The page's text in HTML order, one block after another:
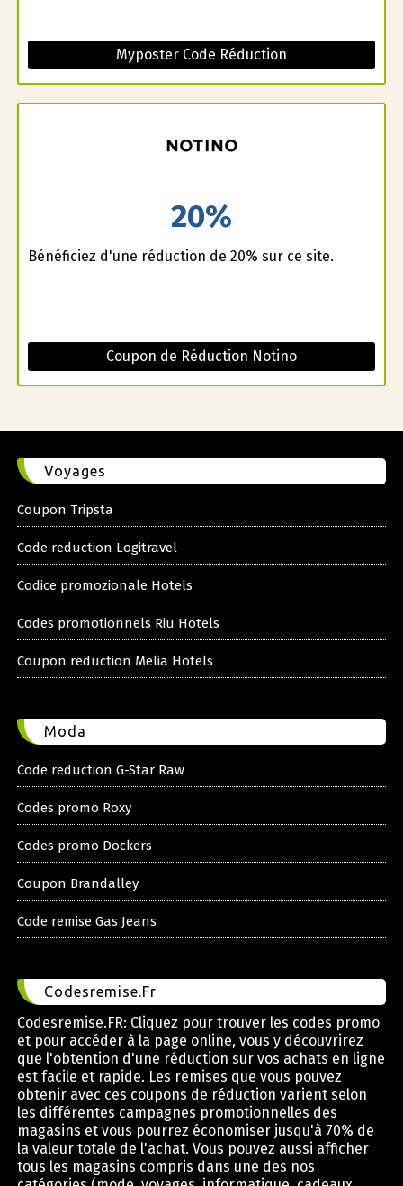
Myposter Code Réduction
20%
Bénéficiez d'une réduction de 20% sur ce site.
Coupon de Réduction Notino
Voyages
Coupon Tripsta
Code reduction Logitravel
Codice promozionale Hotels
Codes promotionnels Riu Hotels
Coupon reduction Melia Hotels
Moda
Code reduction G-Star Raw
Codes promo Roxy
Codes promo Dockers
Coupon Brandalley
Code remise Gas Jeans
Codesremise.Fr
Codesremise.FR: Cliquez pour trouver les codes promo
et pour accéder à la page online, vous y découvrirez
que l'obtention d'une réduction sur vos achats en ligne
est facile et rapide. Les remises que vous pouvez
obtenir avec ces coupons de réduction varient selon
les différentes campagnes promotionnelles des
magasins et vous pourrez économiser jusqu'à 70% de
la valeur totale de l'achat. Vous pouvez aussi afficher
tous les magasins compris dans une des nos